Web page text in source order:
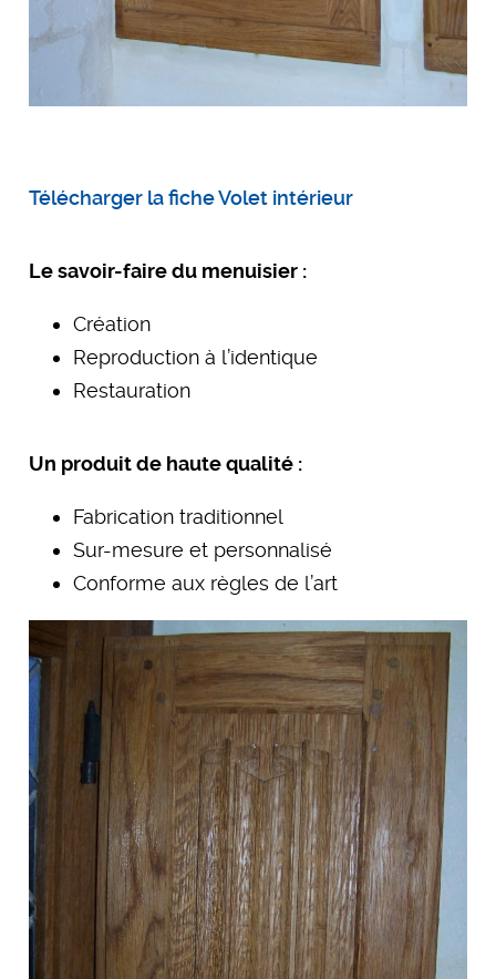
Télécharger la fiche Volet intérieur
Le savoir-faire du menuisier :
Création
Reproduction à l’identique
Restauration
Un produit de haute qualité :
Fabrication traditionnel
Sur-mesure et personnalisé
Conforme aux règles de l’art